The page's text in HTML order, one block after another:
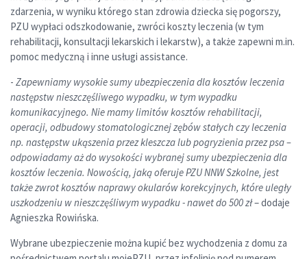
zdarzenia, w wyniku którego stan zdrowia dziecka się pogorszy,
PZU wypłaci odszkodowanie, zwróci koszty leczenia (w tym
rehabilitacji, konsultacji lekarskich i lekarstw), a także zapewni m.in.
pomoc medyczną i inne usługi assistance.
- Zapewniamy wysokie sumy ubezpieczenia dla kosztów leczenia
następstw nieszczęśliwego wypadku, w tym wypadku
komunikacyjnego. Nie mamy limitów kosztów rehabilitacji,
operacji, odbudowy stomatologicznej zębów stałych czy leczenia
np. następstw ukąszenia przez kleszcza lub pogryzienia przez psa –
odpowiadamy aż do wysokości wybranej sumy ubezpieczenia dla
kosztów leczenia. Nowością, jaką oferuje PZU NNW Szkolne, jest
także zwrot kosztów naprawy okularów korekcyjnych, które uległy
uszkodzeniu w nieszczęśliwym wypadku - nawet do 500 zł– dodaje
Agnieszka Rowińska.
Wybrane ubezpieczenie można kupić bez wychodzenia z domu za